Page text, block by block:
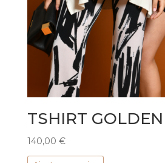
TSHIRT
140,00 €